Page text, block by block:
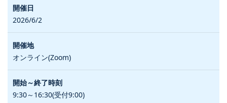
2026/6/2
オンライン(Zoom)
9:30～16:30(受付9:00)